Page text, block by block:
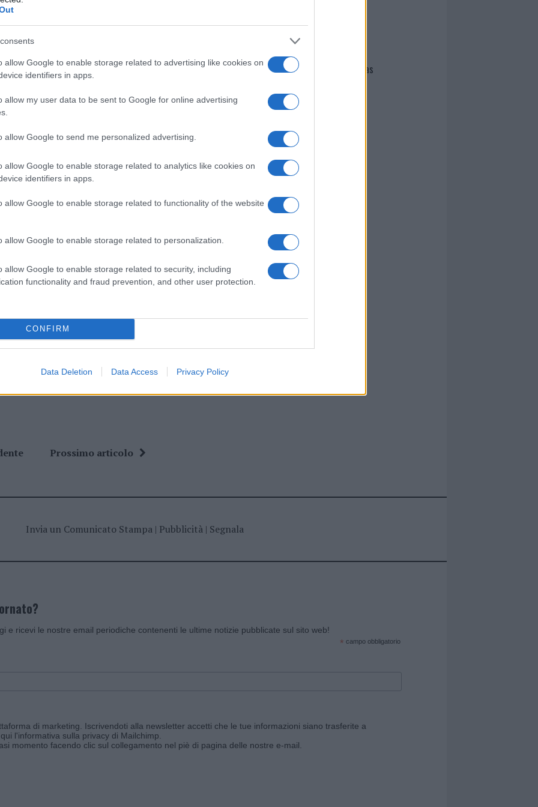
allow Google to enable storage related to advertising like cookies on
identifiers in apps.
allow my user data to be sent to Google for online advertising
allow Google to send me personalized advertising.
allow Google to enable storage related to analytics like cookies on
identifiers in apps.
allow Google to enable storage related to functionality of the website
allow Google to enable storage related to personalization.
allow Google to enable storage related to security, including
functionality and fraud prevention, and other user protection.
CONFIRM
Data Deletion Data Access Privacy Policy
relative all’ambient
stesso, anche se semplicemente a livello
per la positiva concretizzazione
la quale ha garantito, secondo le
possibile sul territorio
ogni genere di inestetismo
– . Tale sviluppo tecnologico ci
vogliano, la possibilità di scegliere la
working, con la sicurezza di performance al
nella sezioneLogin dal menù del sito o
Golfo Aranci
Internet Golfo Aranci
Prossimo articolo
Giovannimaria Cabras
Invia un Comunicato Stampa| Pubblicità| Segnala
e ricevi le nostre email periodiche contenenti le ultime notizie pubblicate sul sito web!
* campo obbligatorio
di marketing. Iscrivendoti alla newsletter accetti che le tue informazioni siano trasferite a
l'informativa sulla privacy di Mailchimp
momento facendo clic sul collegamento nel piè di pagina delle nostre e-mail.